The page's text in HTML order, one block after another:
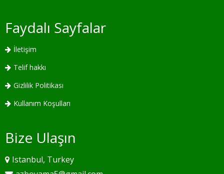
Faydalı Sayfalar
İletişim
Telif hakkı
Gizlilik Politikası
Kullanım Koşulları
Bize Ulaşın
Istanbul, Turkey